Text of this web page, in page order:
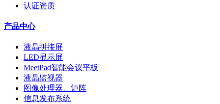
认证资质
产品中心
液晶拼接屏
LED显示屏
MeetPad智能会议平板
液晶监视器
图像处理器、矩阵
信息发布系统